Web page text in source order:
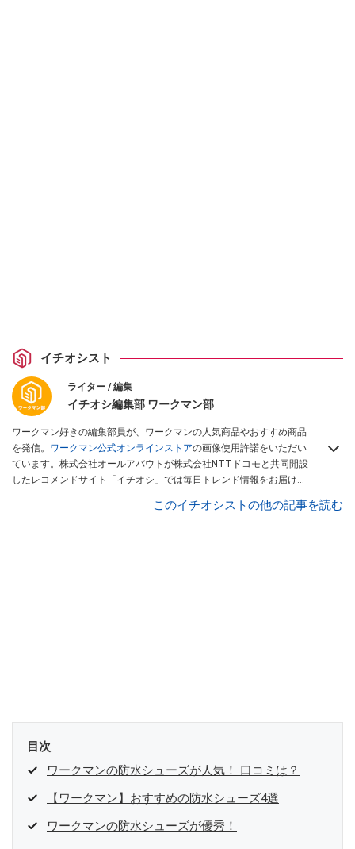
イチオシスト
ライター / 編集
イチオシ編集部 ワークマン部
ワークマン好きの編集部員が、ワークマンの人気商品やおすすめ商品
を発信。 ワークマン公式オンラインストアの画像使用許諾をいただい
ています。株式会社オールアバウトが株式会社NTTドコモと共同開設
したレコメンドサイト「イチオシ」では毎日トレンド情報をお届け。
このイチオシストの他の記事を読む
目次
ワークマンの防水シューズが人気！ 口コミは？
【ワークマン】おすすめの防水シューズ4選
ワークマンの防水シューズが優秀！